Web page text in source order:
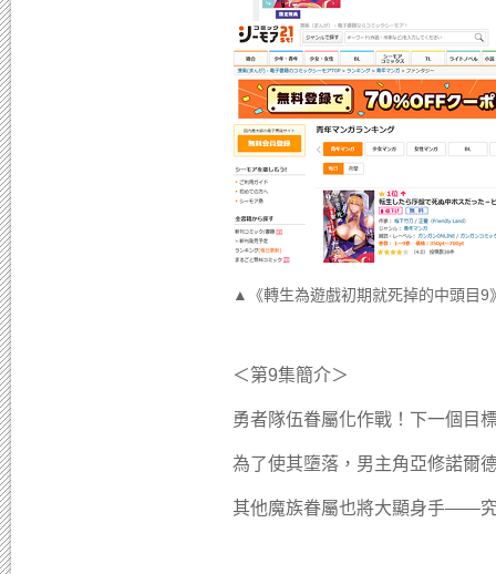
▲《轉生為遊戲初期就死掉的中頭目9
＜第9集簡介＞
勇者隊伍眷屬化作戰！下一個
為了使其墮落，男主角亞修諾爾
其他魔族眷屬也將大顯身手——